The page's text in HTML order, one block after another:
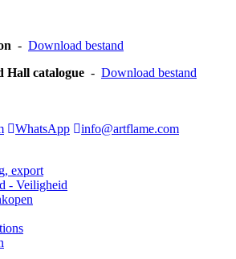
- Download bestand
Hall catalogue - Download bestand
WhatsApp
info@artflame.com
export
- Veiligheid